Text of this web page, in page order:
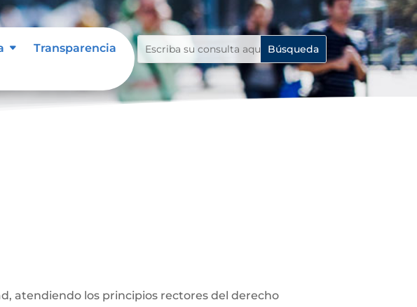
Transparencia
atendiendo los principios rectores del derecho